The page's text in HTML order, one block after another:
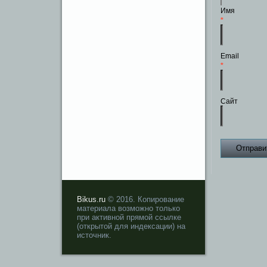
Имя
*
Email
*
Сайт
Bikus.ru © 2016. Копирование
материала возможно только
при активной прямой ссылке
(открытой для индексации) на
источник.